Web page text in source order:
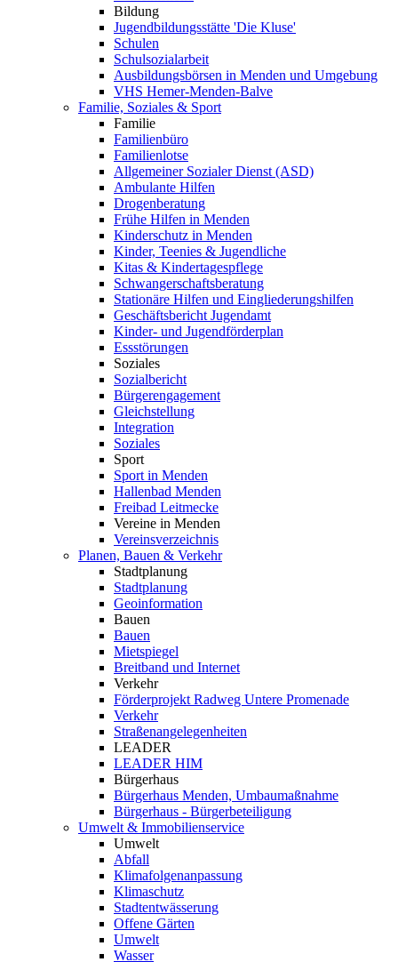
Bildung
Jugendbildungsstätte 'Die Kluse'
Schulen
Schulsozialarbeit
Ausbildungsbörsen in Menden und Umgebung
VHS Hemer-Menden-Balve
Familie, Soziales & Sport
Familie
Familienbüro
Familienlotse
Allgemeiner Sozialer Dienst (ASD)
Ambulante Hilfen
Drogenberatung
Frühe Hilfen in Menden
Kinderschutz in Menden
Kinder, Teenies & Jugendliche
Kitas & Kindertagespflege
Schwangerschaftsberatung
Stationäre Hilfen und Eingliederungshilfen
Geschäftsbericht Jugendamt
Kinder- und Jugendförderplan
Essstörungen
Soziales
Sozialbericht
Bürgerengagement
Gleichstellung
Integration
Soziales
Sport
Sport in Menden
Hallenbad Menden
Freibad Leitmecke
Vereine in Menden
Vereinsverzeichnis
Planen, Bauen & Verkehr
Stadtplanung
Stadtplanung
Geoinformation
Bauen
Bauen
Mietspiegel
Breitband und Internet
Verkehr
Förderprojekt Radweg Untere Promenade
Verkehr
Straßenangelegenheiten
LEADER
LEADER HIM
Bürgerhaus
Bürgerhaus Menden, Umbaumaßnahme
Bürgerhaus - Bürgerbeteiligung
Umwelt & Immobilienservice
Umwelt
Abfall
Klimafolgenanpassung
Klimaschutz
Stadtentwässerung
Offene Gärten
Umwelt
Wasser